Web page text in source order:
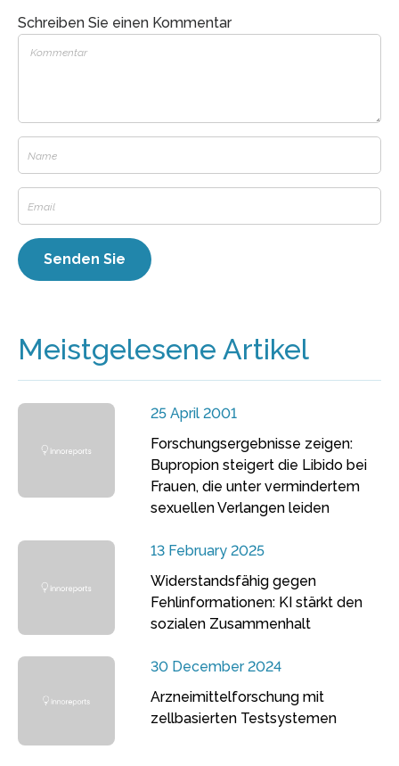
Schreiben Sie einen Kommentar
Meistgelesene Artikel
25 April 2001
Forschungsergebnisse zeigen:
Bupropion steigert die Libido bei
Frauen, die unter vermindertem
sexuellen Verlangen leiden
13 February 2025
Widerstandsfähig gegen
Fehlinformationen: KI stärkt den
sozialen Zusammenhalt
30 December 2024
Arzneimittelforschung mit
zellbasierten Testsystemen